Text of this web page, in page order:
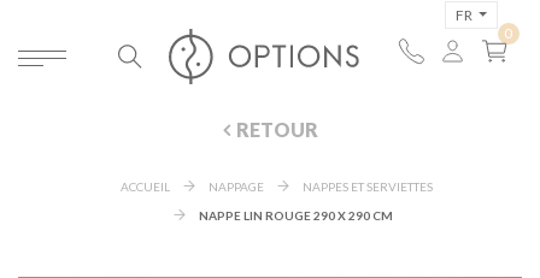
FR
RETOUR
ACCUEIL NAPPAGE
NAPPES ET SERVIETTES
NAPPE LIN ROUGE 290 X 290 CM